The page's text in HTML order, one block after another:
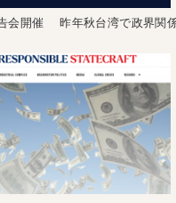
会開催 昨年秋台湾で政界関